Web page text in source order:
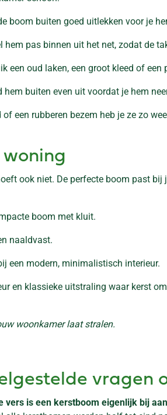
boom buiten goed uitlekken voor je
hem pas binnen uit het net, zodat de
een oud laken, een groot kleed of
hem buiten even uit voordat je hem
een rubberen bezem heb je ze zo
woning
ook niet. De perfecte boom past bij
boom met kluit.
naaldvast.
een modern, minimalistisch interieur.
en klassieke uitstraling waar kerst om
woonkamer laat stralen.
vragen
vers is een kerstboom eigenlijk bij